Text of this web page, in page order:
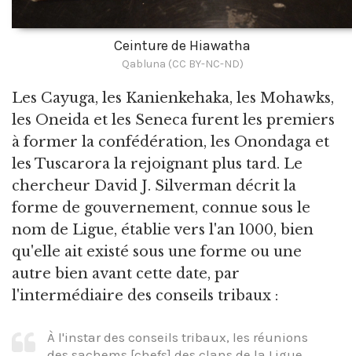
Ceinture de Hiawatha
Qabluna (CC BY-NC-ND)
Les Cayuga, les Kanienkehaka, les Mohawks,
les Oneida et les Seneca furent les premiers
à former la confédération, les Onondaga et
les Tuscarora la rejoignant plus tard. Le
chercheur David J. Silverman décrit la
forme de gouvernement, connue sous le
nom de Ligue, établie vers l'an 1000, bien
qu'elle ait existé sous une forme ou une
autre bien avant cette date, par
l'intermédiaire des conseils tribaux :
À l'instar des conseils tribaux, les réunions